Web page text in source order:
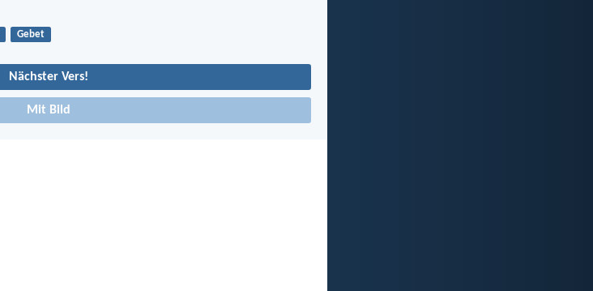
Gebet
Nächster Vers!
Mit Bild